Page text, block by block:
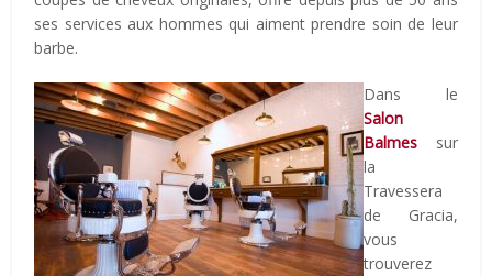
ses services aux hommes qui aiment prendre soin de leur
barbe.
Dans le
Salon
Balmes sur
la
Travessera
de Gracia,
vous
trouverez